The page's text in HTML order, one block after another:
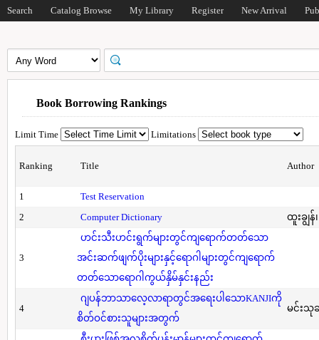
Search Catalog Browse My Library Register New Arrival
Book Borrowing Rankings
Limit Time Limitations
Ranking Title Author
1
Test Reservation
2
Computer Dictionary ထူးချွန်
3
ဟင်းသီးဟင်းရွက်များတွင်ကျရောက်တတ်သော
အင်းဆက်ဖျက်ပိုးများနှင့်ရောဂါများတွင်ကျရောက်
တတ်သောရောဂါကွယ်နှိမ်နှင်းနည်း
4
ဂျပန်ဘာသာလေ့လာရာတွင်အရေးပါသောKANJIကို
စိတ်ဝင်စားသူများအတွက်
မင်းသုခ